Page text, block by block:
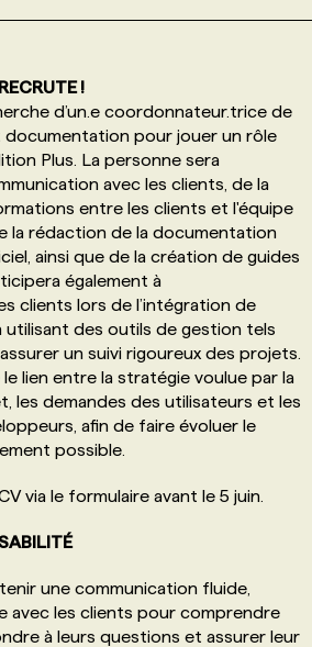
NOUS
!
d’un.e coordonnateur.trice de
pour jouer un rôle
Plus. La personne sera
avec les clients, de la
entre les clients et l'équipe
la rédaction de la documentation
ainsi que de la création de guides
également à
clients lors de l’intégration de
des outils de gestion tels
un suivi rigoureux des projets.
le lien entre la stratégie voulue par la
les demandes des utilisateurs et les
afin de faire évoluer le
possible.
via le formulaire avant le 5 juin.
une communication fluide,
avec les clients pour comprendre
à leurs questions et assurer leur